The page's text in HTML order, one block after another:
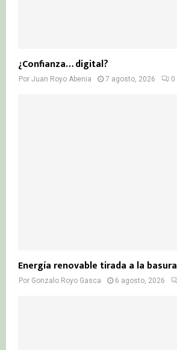
¿Confianza… digital?
Por Juan Royo Abenia 7 agosto, 2026 0
Energía renovable tirada a la basura
Por Gonzalo Royo Gasca 6 agosto, 2026